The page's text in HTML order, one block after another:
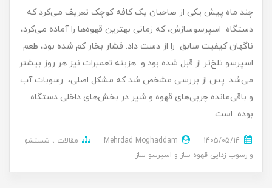
چند ماه پیش یکی از صاحبان یک کافه کوچک تعریف می‌کرد که
دستگاه اسپرسوسازش، که زمانی بهترین قهوه‌ها را آماده می‌کرد،
ناگهان کیفیت سابق را از دست داد. فشار بخار کم شده بود، طعم
اسپرسو تلخ‌تر از قبل شده بود و هزینه تعمیرات نیز هر روز بیشتر
می‌شد. پس از بررسی مشخص شد که مشکل اصلی، رسوبات آب
و باقی‌مانده چربی‌های قهوه و شیر در بخش‌های داخلی دستگاه
بوده است.
Mehrdad Moghaddam مقالات
شستشو
و رسوب زدایی قهوه ساز و اسپرسو ساز